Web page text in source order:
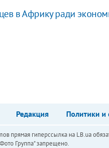
в Африку ради
Редакция Политики и
прямая гиперссылка на LB.ua
Группа" запрещено.